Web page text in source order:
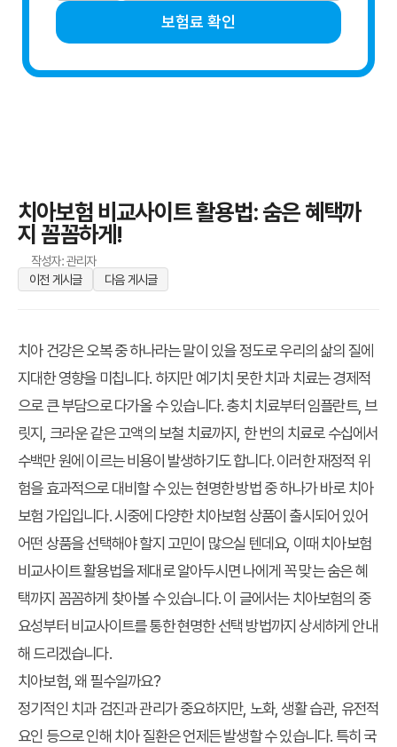
보험료 확인
치아보험 비교사이트 활용법: 숨은 혜택까
지 꼼꼼하게!
작성자: 관리자
이전 게시글
다음 게시글
치아 건강은 오복 중 하나라는 말이 있을 정도로 우리의 삶의 질에
지대한 영향을 미칩니다. 하지만 예기치 못한 치과 치료는 경제적
으로 큰 부담으로 다가올 수 있습니다. 충치 치료부터 임플란트, 브
릿지, 크라운 같은 고액의 보철 치료까지, 한 번의 치료로 수십에서
수백만 원에 이르는 비용이 발생하기도 합니다. 이러한 재정적 위
험을 효과적으로 대비할 수 있는 현명한 방법 중 하나가 바로 치아
보험 가입입니다. 시중에 다양한 치아보험 상품이 출시되어 있어
어떤 상품을 선택해야 할지 고민이 많으실 텐데요, 이때 치아보험
비교사이트 활용법을 제대로 알아두시면 나에게 꼭 맞는 숨은 혜
택까지 꼼꼼하게 찾아볼 수 있습니다. 이 글에서는 치아보험의 중
요성부터 비교사이트를 통한 현명한 선택 방법까지 상세하게 안내
해 드리겠습니다.
치아보험, 왜 필수일까요?
정기적인 치과 검진과 관리가 중요하지만, 노화, 생활 습관, 유전적
요인 등으로 인해 치아 질환은 언제든 발생할 수 있습니다. 특히 국